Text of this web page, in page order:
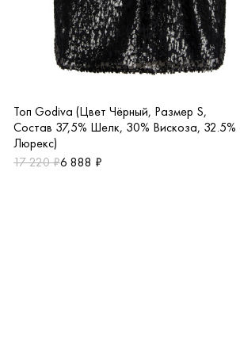
Топ Godiva (Цвет Чёрный, Размер S,
Состав 37,5% Шелк, 30% Вискоза, 32.5%
Люрекс)
17 220 ₽6 888 ₽